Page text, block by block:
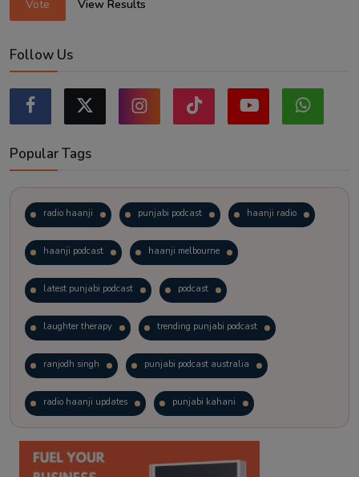
Vote View Results
Follow Us
Popular Tags
radio haanji punjabi podcast haanji radio
haanji podcast haanji melbourne
latest punjabi podcast podcast
laughter therapy trending punjabi podcast
ranjodh singh punjabi podcast australia
radio haanji updates punjabi kahani
kitaab kahani punjabi story